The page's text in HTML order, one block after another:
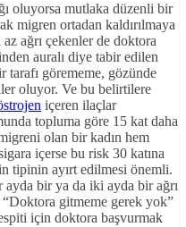
oluyorsa mutlaka düzenli bir
migren ortadan kaldırılmaya
ağrı çekenler de doktora
auralı diye tabir edilen
tarafı görememe, gözünde
oluyor. Ve bu belirtilere
içeren ilaçlar
topluma göre 15 kat daha
olan bir kadın hem
içerse bu risk 30 katına
tipinin ayırt edilmesi önemli.
bir ya da iki ayda bir ağrı
gitmeme gerek yok”
için doktora başvurmak